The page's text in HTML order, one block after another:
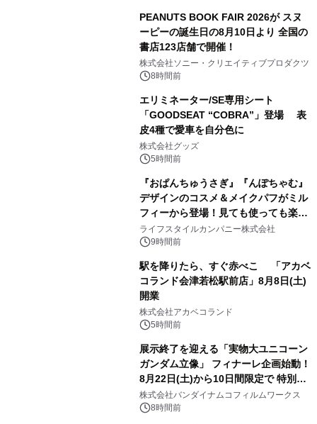
PEANUTS BOOK FAIR 2026が スヌ
ーピーの誕生日の8月10日より 全国の
書店123店舗で開催！
株式会社ソニー・クリエイティブプロダクツ
8時間前
エリミネーター/SE専用シート
「GOODSEAT “COBRA”」登場 表
皮4種で愛車を自分色に
株式会社グッズ
5時間前
『おぱんちゅうさぎ』『んぽちゃむ』
デザインのコスメ＆メイクパフがミル
フィーから登場！見ても使っても楽し
い、ポップでキュートなコレクショ
ン。
ライフスタイルカンパニー株式会社
9時間前
駅を降りたら、すぐ赤べこ 「アカベ
コランド会津若松駅前店」8月8日(土)
開業
株式会社アカベコランド
5時間前
展示終了を迎える「実物大ユニコーン
ガンダム立像」 フィナーレ企画始動！
8月22日(土)から10日間限定で 特別映
像『UNICORN GUNDAM Statue ―
BEYOND POSSIBILITY ―』を上映！
株式会社バンダイナムコフィルムワークス
8時間前